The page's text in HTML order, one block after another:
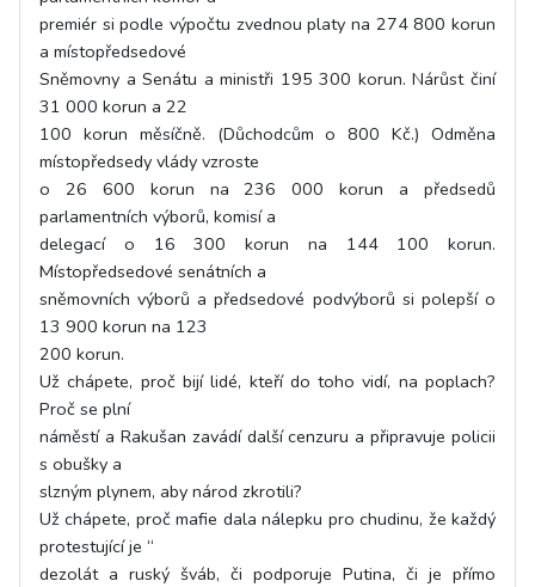
premiér si podle výpočtu zvednou platy na 274 800 korun
a místopředsedové
Sněmovny a Senátu a ministři 195 300 korun. Nárůst činí
31 000 korun a 22
100 korun měsíčně. (Důchodcům o 800 Kč.) Odměna
místopředsedy vlády vzroste
o 26 600 korun na 236 000 korun a předsedů
parlamentních výborů, komisí a
delegací o 16 300 korun na 144 100 korun.
Místopředsedové senátních a
sněmovních výborů a předsedové podvýborů si polepší o
13 900 korun na 123
200 korun.
Už chápete, proč bijí lidé, kteří do toho vidí, na poplach?
Proč se plní
náměstí a Rakušan zavádí další cenzuru a připravuje policii
s obušky a
slzným plynem, aby národ zkrotili?
Už chápete, proč mafie dala nálepku pro chudinu, že každý
protestující je “
dezolát a ruský šváb, či podporuje Putina, či je přímo